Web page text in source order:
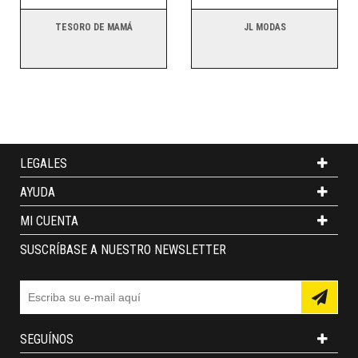
TESORO DE MAMÁ JL MODAS
LEGALES
AYUDA
MI CUENTA
SUSCRÍBASE A NUESTRO NEWSLETTER
SEGUÍNOS